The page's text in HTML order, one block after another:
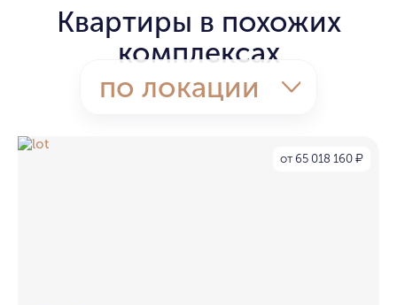
Квартиры в похожих
комплексах
по локации
от 65 018 160 ₽